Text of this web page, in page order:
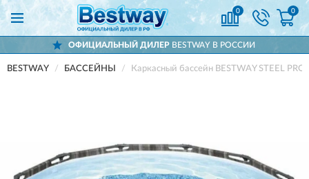
0 0
ОФИЦИАЛЬНЫЙ ДИЛЕР BESTWAY В РОССИИ
BESTWAY БАССЕЙНЫ Каркасный бассейн BESTWAY STEEL